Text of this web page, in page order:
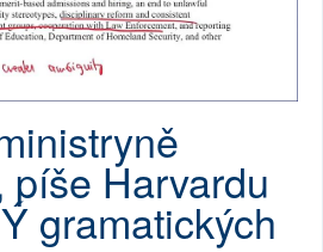
píše Harvardu
gramatických